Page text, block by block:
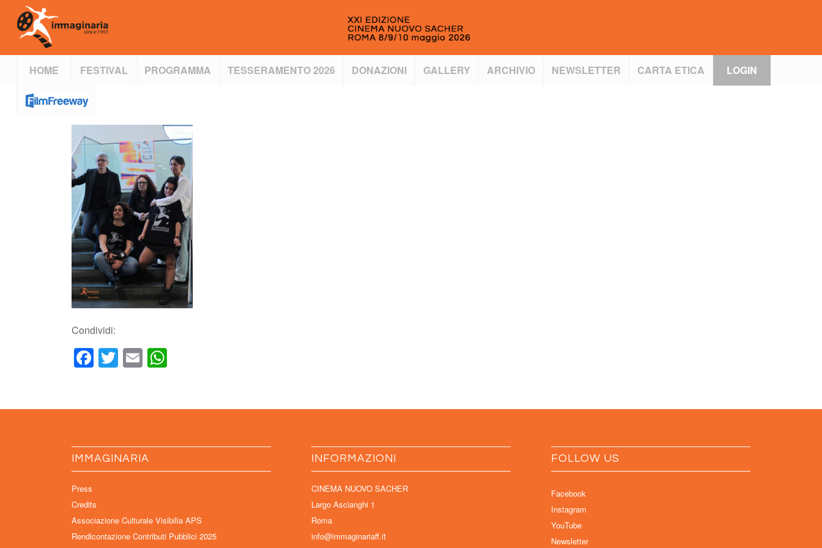
HOME FESTIVAL PROGRAMMA TESSERAMENTO 2026 DONAZIONI GALLERY ARCHIVIO NEWSLETTER CARTA ETICA LOGIN
Condividi:
Facebook
Twitter
Email
IMMAGINARIA
Press
Credits
Associazione Culturale Visibilia APS
Rendicontazione Contributi Pubblici 2025
INFORMAZIONI
CINEMA NUOVO SACHER
Largo Ascianghi 1
Roma
info@immaginariaff.it
FOLLOW US
Facebook
Instagram
YouTube
Newsletter